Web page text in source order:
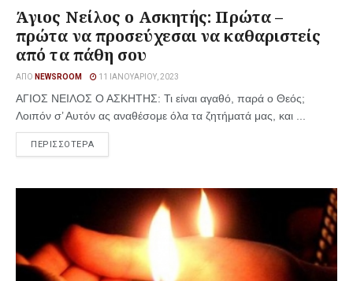
Άγιος Νείλος ο Ασκητής: Πρώτα –
πρώτα να προσεύχεσαι να καθαριστείς
από τα πάθη σου
ΑΠΌ NEWSROOM 11 ΙΑΝΟΥΑΡΊΟΥ, 2023
ΑΓΙΟΣ ΝΕΙΛΟΣ Ο ΑΣΚΗΤΗΣ: Τι είναι αγαθό, παρά ο Θεός;
Λοιπόν σ’ Αυτόν ας αναθέσομε όλα τα ζητήματά μας, και ...
ΠΕΡΙΣΣΟΤΕΡΑ